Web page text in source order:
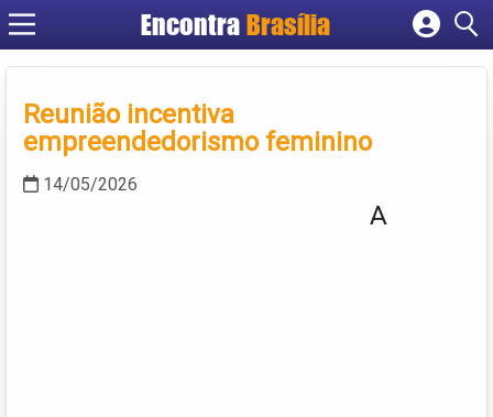
EncontraBrasília
Cadastrar empresa
Criar conta
Reunião incentiva
empreendedorismo feminino
14/05/2026
A